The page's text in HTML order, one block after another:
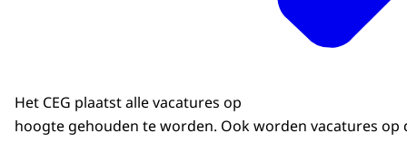
Het CEG plaatst alle vacatures op
hoogte gehouden te worden. Ook worden vacatures